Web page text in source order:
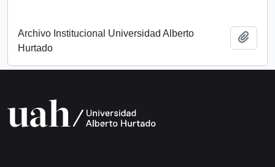
Archivo Institucional Universidad Alberto
Hurtado